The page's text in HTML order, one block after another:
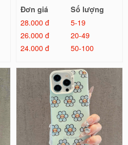
Đơn giá
Số lượng
28.000 đ
5-19
26.000 đ
20-49
24.000 đ
50-100